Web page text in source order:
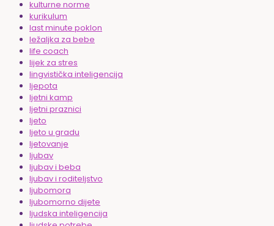
kulturne norme
kurikulum
last minute poklon
ležaljka za bebe
life coach
lijek za stres
lingvistička inteligencija
ljepota
ljetni kamp
ljetni praznici
ljeto
ljeto u gradu
ljetovanje
ljubav
ljubav i beba
ljubav i roditeljstvo
ljubomora
ljubomorno dijete
ljudska inteligencija